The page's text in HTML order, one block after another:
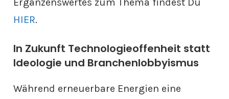
HIER.
In Zukunft Technologieoffenheit statt
Ideologie und Branchenlobbyismus
Während erneuerbare Energien eine